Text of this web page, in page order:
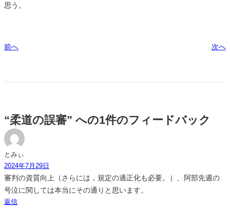
思う。
前へ 次へ
“柔道の誤審” への1件のフィードバック
とみぃ
2024年7月29日
審判の資質向上（さらには，規定の適正化も必要。）、阿部先週の
号泣に関しては本当にその通りと思います。
返信